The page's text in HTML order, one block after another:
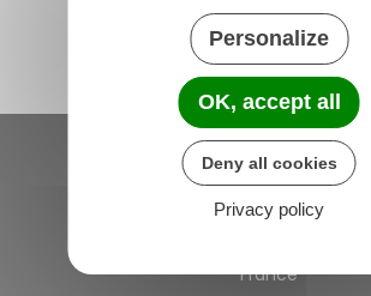
Saint-Michel-de-Plélan
4 rue des Terre Neuvas
France
Personalize
OK, accept all
Deny all cookies
Privacy policy